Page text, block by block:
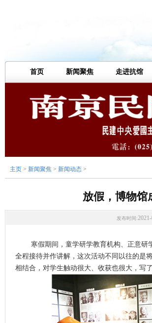
首页 新闻聚焦 走进抗馆
主页 > 新闻聚焦 > 新闻动态 >
放假，博物馆
发布时间:
寒假期间，童学研学教育机构、正意研
全程接待并作讲解，这次活动不同以往的是
相结合，对学生触动很大、收获也很大，写